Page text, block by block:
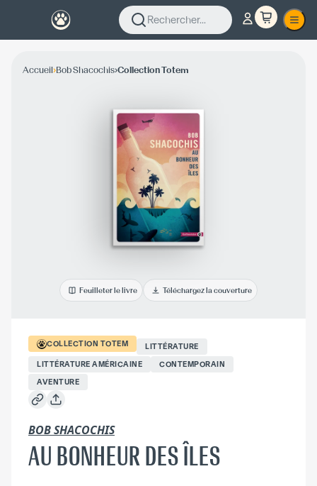
Rechercher...
Accueil›Bob Shacochis›Collection Totem
Feuilleter le livre Téléchargez la couverture
COLLECTION TOTEM
LITTÉRATURE
LITTÉRATURE AMÉRICAINE
CONTEMPORAIN
AVENTURE
BOB SHACOCHIS
AU BONHEUR DES ÎLES